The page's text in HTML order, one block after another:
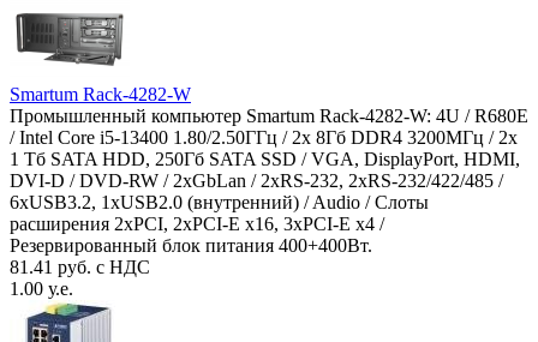
Smartum Rack-4282-W
Промышленный компьютер Smartum Rack-4282-W: 4U / R680E
/ Intel Core i5-13400 1.80/2.50ГГц / 2x 8Гб DDR4 3200МГц / 2x
1 Тб SATA HDD, 250Гб SATA SSD / VGA, DisplayPort, HDMI,
DVI-D / DVD-RW / 2xGbLan / 2xRS-232, 2xRS-232/422/485 /
6xUSB3.2, 1xUSB2.0 (внутренний) / Audio / Слоты
расширения 2xPCI, 2xPCI-E x16, 3xPCI-E x4 /
Резервированный блок питания 400+400Вт.
81.41 руб. с НДС
1.00 у.е.